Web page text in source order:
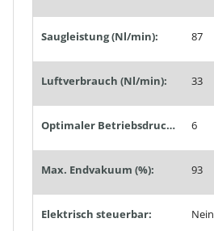
Saugleistung (Nl/min): 87
Luftverbrauch (Nl/min): 33
Optimaler Betriebsdruck (bar): 6
Max. Endvakuum (%): 93
Elektrisch steuerbar: Nein